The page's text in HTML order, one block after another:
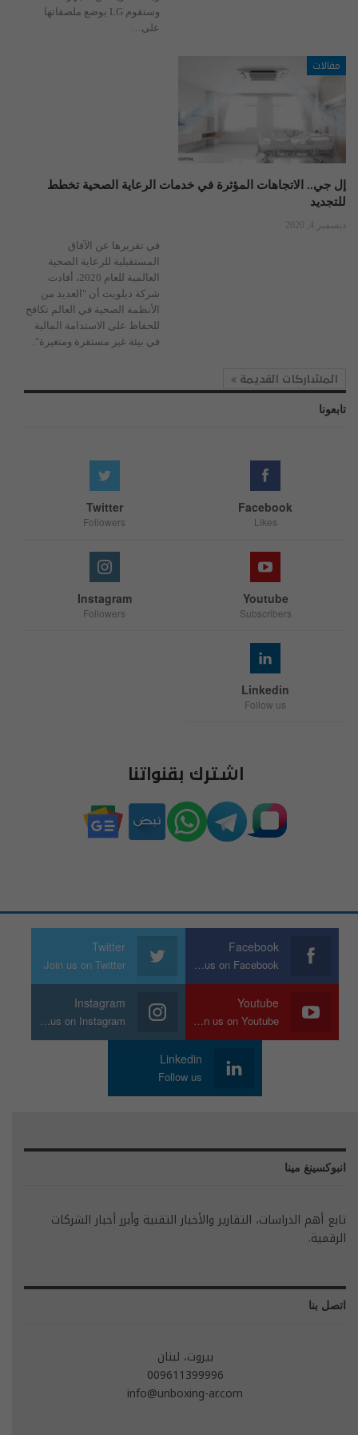
وستقوم LG بوضع ملصقاتها
على…
مقالات
إل جي.. الاتجاهات المؤثرة في خدمات الرعاية الصحية تخطط
للتجديد
ديسمبر 4, 2020
في تقريرها عن الآفاق
المستقبلية للرعاية الصحية
العالمية للعام 2020، أفادت
شركة ديلويت أن "العديد من
الأنظمة الصحية في العالم تكافح
للحفاظ على الاستدامة المالية
في بيئة غير مستقرة ومتغيرة".
المشاركات القديمة
تابعونا
Facebook
Likes
Twitter
Followers
Youtube
Subscribers
Instagram
Followers
Linkedin
Follow us
اشترك بقنواتنا
Facebook
Join us on Facebook
Twitter
Join us on Twitter
Youtube
Join us on Youtube
Instagram
Join us on Instagram
Linkedin
Follow us
انبوكسينغ مينا
تابع أهم الدراسات، التقارير والأخبار التقنية وأبرز أخبار الشركات
الرقمية.
اتصل بنا
بيروت، لبنان
009611399996
info@unboxing-ar.com